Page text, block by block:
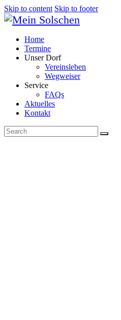
Skip to content Skip to footer
Home
Termine
Unser Dorf
Vereinsleben
Wegweiser
Service
FAQs
Aktuelles
Kontakt